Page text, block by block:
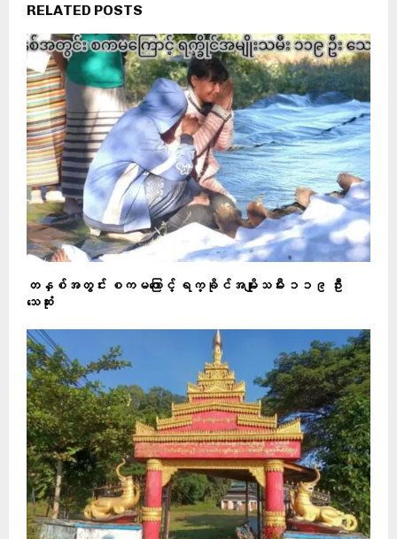
RELATED POSTS
တနှစ်အတွင်း စကမကြောင့် ရက္ခိုင်အမျိုးသမီး ၁၁၉ ဦး
သေဆုံး